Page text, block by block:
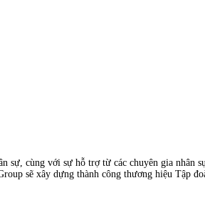
cùng với sự hỗ trợ từ các chuyên gia nhân
sẽ xây dựng thành công thương hiệu Tập